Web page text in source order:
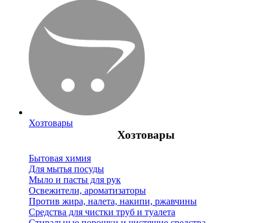
Хозтовары
Хозтовары
Бытовая химия
Для мытья посуды
Мыло и пасты для рук
Освежители, ароматизаторы
Против жира, налета, накипи, ржавчины
Средства для чистки труб и туалета